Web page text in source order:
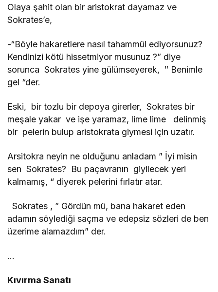
Olaya şahit olan bir aristokrat dayamaz ve
Sokrates’e,
-“Böyle hakaretlere nasıl tahammül ediyorsunuz?
Kendinizi kötü hissetmiyor musunuz ?” diye
sorunca Sokrates yine gülümseyerek, ′′ Benimle
gel “der.
Eski, bir tozlu bir depoya girerler, Sokrates bir
meşale yakar ve işe yaramaz, lime lime delinmiş
bir pelerin bulup aristokrata giymesi için uzatır.
Arsitokra neyin ne olduğunu anladam ” İyi misin
sen Sokrates? Bu paçavranın giyilecek yeri
kalmamış, “ diyerek pelerini fırlatır atar.
Sokrates , ” Gördün mü, bana hakaret eden
adamın söylediği saçma ve edepsiz sözleri de ben
üzerime alamazdım” der.
…
Kıvırma Sanatı